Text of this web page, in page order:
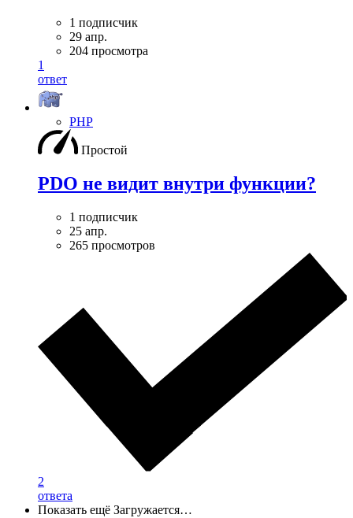
1 подписчик
29 апр.
204 просмотра
1
ответ
PHP
Простой
PDO не видит внутри функции?
1 подписчик
25 апр.
265 просмотров
2
ответа
Показать ещё Загружается…